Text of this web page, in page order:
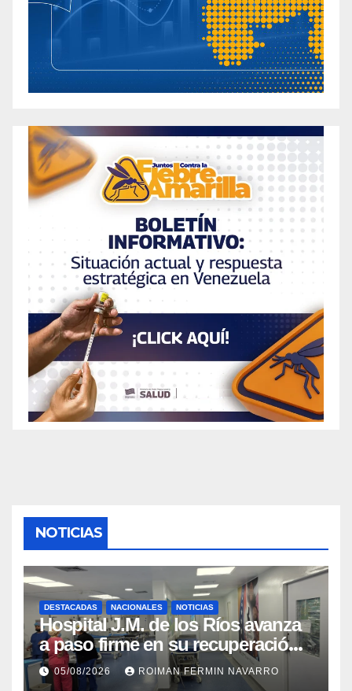
NOTICIAS
DESTACADAS NACIONALES NOTICIAS
Hospital J.M. de los Ríos avanza
a paso firme en su recuperación
tras los recientes eventos
sísmicos
05/08/2026 ROIMAN FERMIN NAVARRO